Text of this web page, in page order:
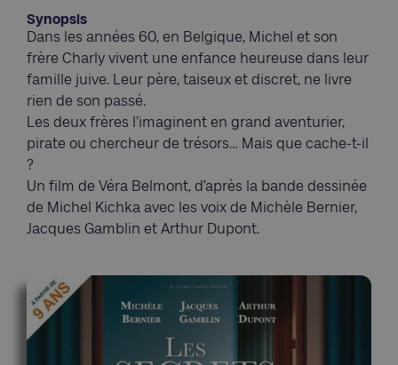
Synopsis
Dans les années 60, en Belgique, Michel et son
frère Charly vivent une enfance heureuse dans leur
famille juive. Leur père, taiseux et discret, ne livre
rien de son passé.
Les deux frères l’imaginent en grand aventurier,
pirate ou chercheur de trésors… Mais que cache-t-il
?
Un film de Véra Belmont, d’après la bande dessinée
de Michel Kichka avec les voix de Michèle Bernier,
Jacques Gamblin et Arthur Dupont.